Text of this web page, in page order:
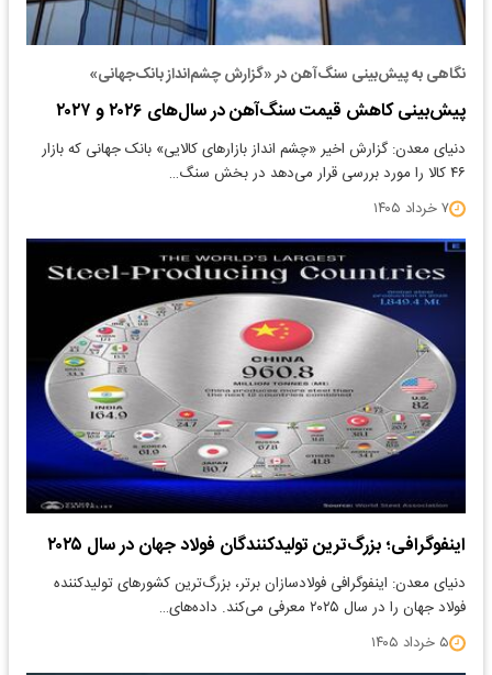
نگاهی به پیش‌بینی سنگ‌آهن در «گزارش چشم‌انداز بانک‌جهانی»
پیش‌بینی کاهش قیمت سنگ‌آهن در سال‌های ۲۰۲۶ و ۲۰۲۷
دنیای معدن: گزارش اخیر «چشم انداز بازارهای کالایی» بانک جهانی که بازار
۴۶ کالا را مورد بررسی قرار می‌دهد در بخش سنگ…
۷ خرداد ۱۴۰۵
اینفوگرافی؛ بزرگ‌ترین تولیدکنندگان فولاد جهان در سال ۲۰۲۵
دنیای معدن: اینفوگرافی فولادسازان برتر، بزرگ‌ترین کشورهای تولیدکننده
فولاد جهان را در سال ۲۰۲۵ معرفی می‌کند. داده‌های…
۵ خرداد ۱۴۰۵